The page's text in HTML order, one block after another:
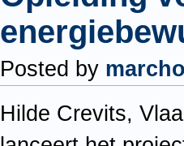
Posted by
Hilde Crevits,